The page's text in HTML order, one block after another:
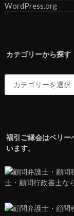
WordPress.org
カテゴリーから探す
福引ご縁会はベリー
います。